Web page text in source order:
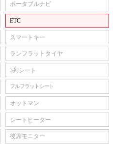
ポータブルナビ
ETC
スマートキー
ランフラットタイヤ
3列シート
フルフラットシート
オットマン
シートヒーター
後席モニター